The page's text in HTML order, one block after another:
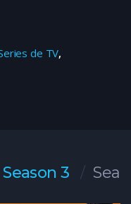
de TV,
Season 3